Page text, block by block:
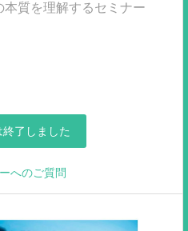
質を理解するセミナー
了しました
へのご質問